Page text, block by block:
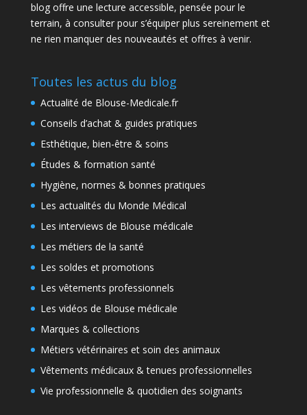
blog offre une lecture accessible, pensée pour le
terrain, à consulter pour s’équiper plus sereinement et
ne rien manquer des nouveautés et offres à venir.
Toutes les actus du blog
Actualité de Blouse-Medicale.fr
Conseils d’achat & guides pratiques
Esthétique, bien-être & soins
Études & formation santé
Hygiène, normes & bonnes pratiques
Les actualités du Monde Médical
Les interviews de Blouse médicale
Les métiers de la santé
Les soldes et promotions
Les vêtements professionnels
Les vidéos de Blouse médicale
Marques & collections
Métiers vétérinaires et soin des animaux
Vêtements médicaux & tenues professionnelles
Vie professionnelle & quotidien des soignants